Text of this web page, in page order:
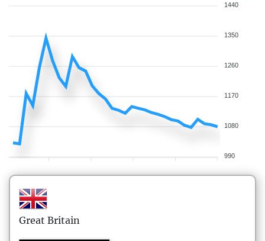
1440
1350
1260
1170
1080
990
Great Britain